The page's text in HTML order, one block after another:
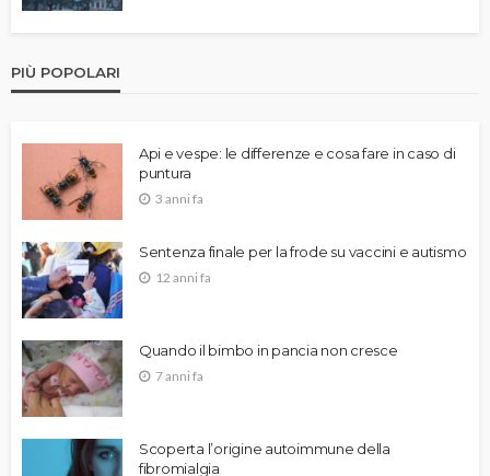
PIÙ POPOLARI
Api e vespe: le differenze e cosa fare in caso di
puntura
3 anni fa
Sentenza finale per la frode su vaccini e autismo
12 anni fa
Quando il bimbo in pancia non cresce
7 anni fa
Scoperta l’origine autoimmune della
fibromialgia